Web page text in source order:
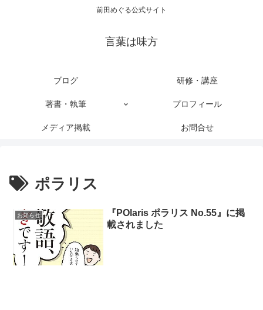
前田めぐる公式サイト
言葉は味方
ブログ 研修・講座
著書・執筆 プロフィール
メディア掲載 お問合せ
ポラリス
お知らせ
『POlaris ポラリス No.55』に掲
載されました